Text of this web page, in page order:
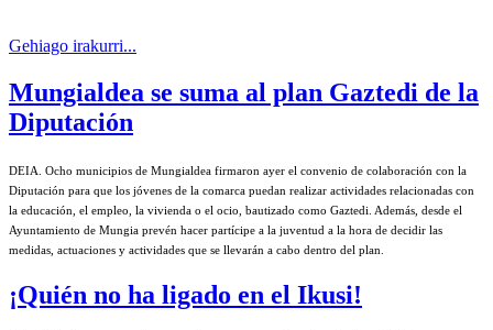
Gehiago irakurri...
Mungialdea se suma al plan Gaztedi de la
Diputación
DEIA. Ocho municipios de Mungialdea firmaron ayer el convenio de colaboración con la
Diputación para que los jóvenes de la comarca puedan realizar actividades relacionadas con
la educación, el empleo, la vivienda o el ocio, bautizado como Gaztedi. Además, desde el
Ayuntamiento de Mungia prevén hacer partícipe a la juventud a la hora de decidir las
medidas, actuaciones y actividades que se llevarán a cabo dentro del plan.
¡Quién no ha ligado en el Ikusi!